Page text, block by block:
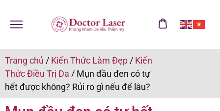
Trang chủ / Kiến Thức Làm Đẹp / Kiến
Thức Điều Trị Da / Mụn đầu đen có tự
hết được không? Rủi ro gì nếu để lâu?